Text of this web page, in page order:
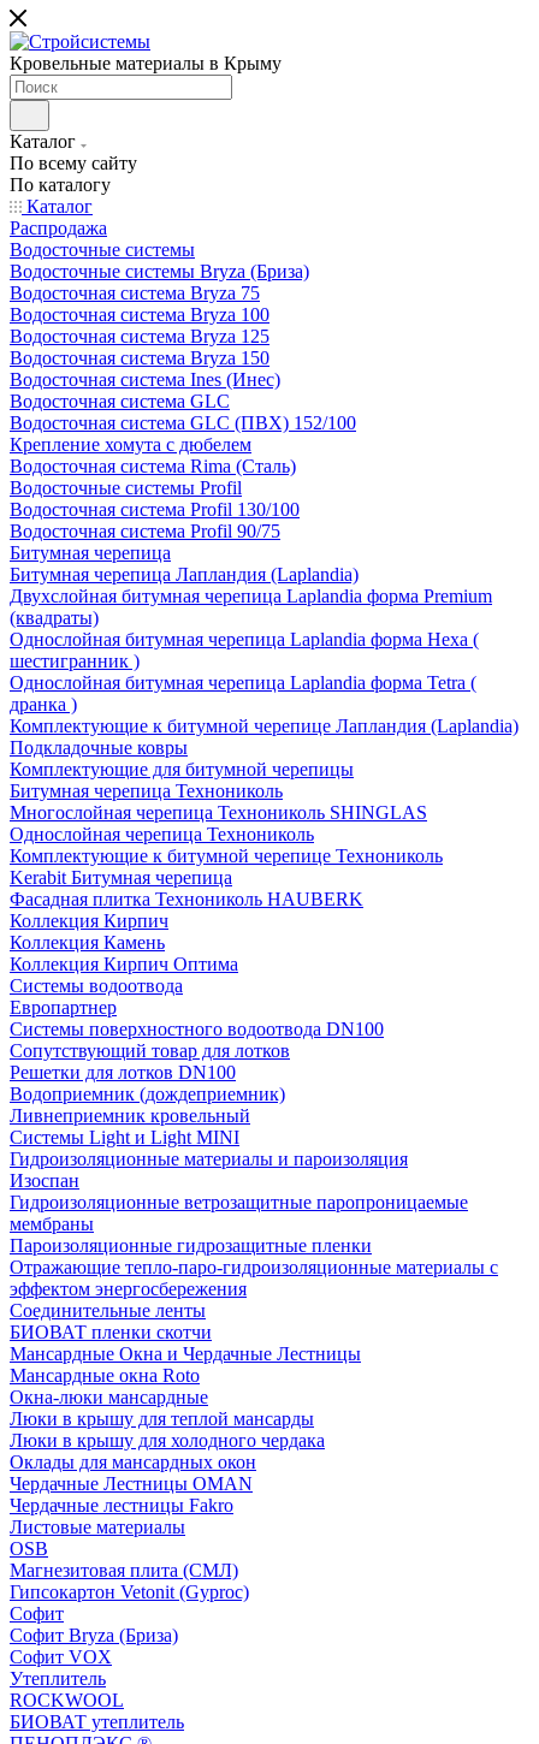
Кровельные материалы в Крыму
Каталог
По всему сайту
По каталогу
Каталог
Распродажа
Водосточные системы
Водосточные системы Bryza (Бриза)
Водосточная система Bryza 75
Водосточная система Bryza 100
Водосточная система Bryza 125
Водосточная система Bryza 150
Водосточная система Ines (Инес)
Водосточная система GLC
Водосточная система GLC (ПВХ) 152/100
Крепление хомута с дюбелем
Водосточная система Rima (Сталь)
Водосточные системы Profil
Водосточная система Profil 130/100
Водосточная система Profil 90/75
Битумная черепица
Битумная черепица Лапландия (Laplandia)
Двухслойная битумная черепица Laplandia форма Premium
(квадраты)
Однослойная битумная черепица Laplandia форма Hexa (
шестигранник )
Однослойная битумная черепица Laplandia форма Tetra (
дранка )
Комплектующие к битумной черепице Лапландия (Laplandia)
Подкладочные ковры
Комплектующие для битумной черепицы
Битумная черепица Технониколь
Многослойная черепица Технониколь SHINGLAS
Однослойная черепица Технониколь
Комплектующие к битумной черепице Технониколь
Kerabit Битумная черепица
Фасадная плитка Технониколь HAUBERK
Кол​лекция Кирпич
Кол​лекция Камень
Коллекция Кирпич Оптима
Системы водоотвода
Европартнер
Системы поверхностного водоотвода DN100
Сопутствующий товар для лотков
Решетки для лотков DN100
Водоприемник (дождеприемник)
Ливнеприемник кровельный
Системы Light и Light MINI
Гидроизоляционные материалы и пароизоляция
Изоспан
Гидроизоляционные ветрозащитные паропроницаемые
мембраны
Пароизоляционные гидрозащитные пленки
Отражающие тепло-паро-гидроизоляционные материалы с
эффектом энергосбережения
Соединительные ленты
БИОВАТ пленки скотчи
Мансардные Окна и Чердачные Лестницы
Мансардные окна Roto
Окна-люки мансардные
Люки в крышу для теплой мансарды
Люки в крышу для холодного чердака
Оклады для мансардных окон
Чердачные Лестницы OMAN
Чердачные лестницы Fakro
Листовые материалы
OSB
Магнезитовая плита (СМЛ)
Гипсокартон Vetonit (Gyproc)
Софит
Софит Bryza (Бриза)
Софит VOX
Утеплитель
ROCKWOOL
БИОВАТ утеплитель